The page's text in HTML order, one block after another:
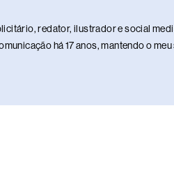
redator, ilustrador e social
há 17 anos, mantendo o